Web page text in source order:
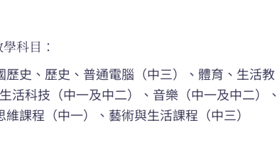
科目：
史、歷史、普通電腦（中三）、體育、生活教
活科技（中一及中二）、音樂（中一及中二）、
課程（中一）、藝術與生活課程（中三）